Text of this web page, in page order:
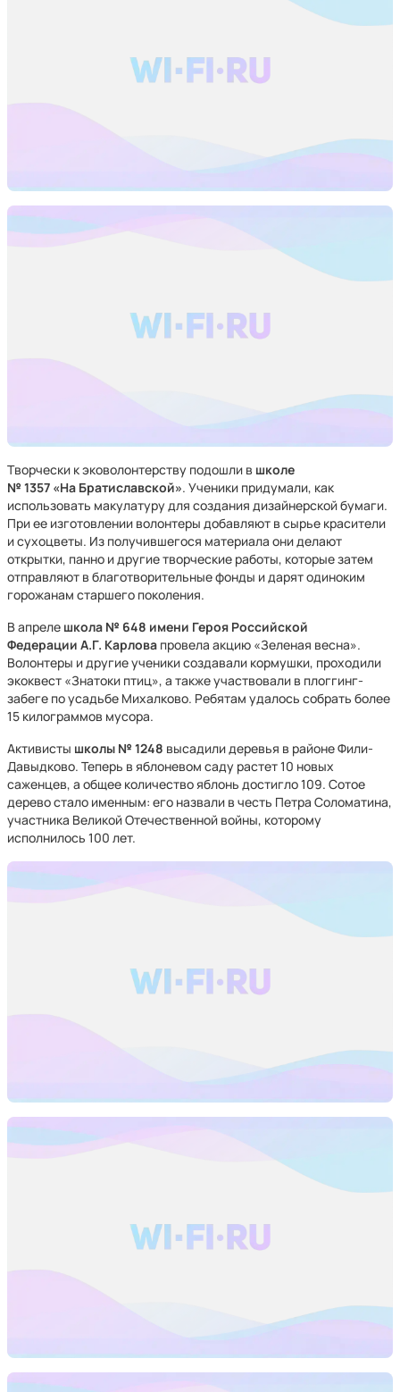
Творчески к эковолонтерству подошли в школе
№ 1357 «На Братиславской». Ученики придумали, как
использовать макулатуру для создания дизайнерской бумаги.
При ее изготовлении волонтеры добавляют в сырье красители
и сухоцветы. Из получившегося материала они делают
открытки, панно и другие творческие работы, которые затем
отправляют в благотворительные фонды и дарят одиноким
горожанам старшего поколения.
В апреле школа № 648 имени Героя Российской
Федерации А.Г. Карлова провела акцию «Зеленая весна».
Волонтеры и другие ученики создавали кормушки, проходили
экоквест «Знатоки птиц», а также участвовали в плоггинг-
забеге по усадьбе Михалково. Ребятам удалось собрать более
15 килограммов мусора.
Активисты школы № 1248 высадили деревья в районе Фили-
Давыдково. Теперь в яблоневом саду растет 10 новых
саженцев, а общее количество яблонь достигло 109. Сотое
дерево стало именным: его назвали в честь Петра Соломатина,
участника Великой Отечественной войны, которому
исполнилось 100 лет.